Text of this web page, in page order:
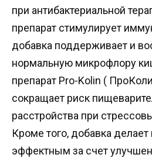
при антибактериальной
препарат стимулирует
добавка поддерживает и
нормальную микрофлору
препарат Pro-Kolin (
сокращает риск
расстройства при
Кроме того, добавка
эффектным за счет